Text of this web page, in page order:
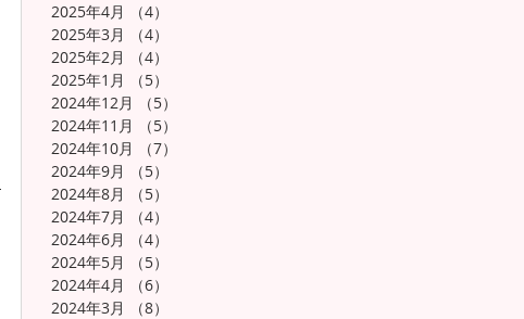
2025年4月
（4）
2025年3月
（4）
2025年2月
（4）
2025年1月
（5）
2024年12月
（5）
2024年11月
（5）
2024年10月
（7）
2024年9月
（5）
2024年8月
（5）
2024年7月
（4）
2024年6月
（4）
2024年5月
（5）
2024年4月
（6）
2024年3月
（8）